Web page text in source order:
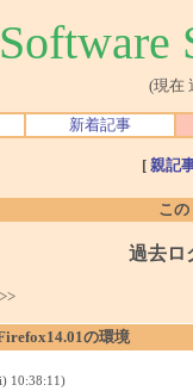
Software
(現在
新着記事
[ 親記
こ
過去ロ
>>
の環境
10:38:11)